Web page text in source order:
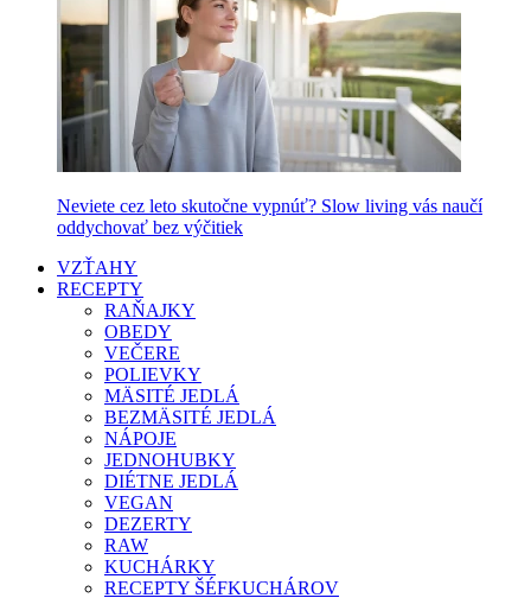
Neviete cez leto skutočne vypnúť? Slow living vás naučí
oddychovať bez výčitiek
VZŤAHY
RECEPTY
RAŇAJKY
OBEDY
VEČERE
POLIEVKY
MÄSITÉ JEDLÁ
BEZMÄSITÉ JEDLÁ
NÁPOJE
JEDNOHUBKY
DIÉTNE JEDLÁ
VEGAN
DEZERTY
RAW
KUCHÁRKY
RECEPTY ŠÉFKUCHÁROV